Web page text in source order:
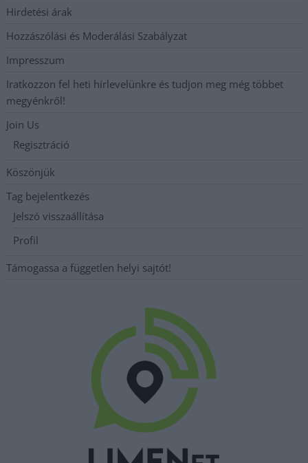
Hirdetési árak
Hozzászólási és Moderálási Szabályzat
Impresszum
Iratkozzon fel heti hírlevelünkre és tudjon meg még többet
megyénkről!
Join Us
Regisztráció
Köszönjük
Tag bejelentkezés
Jelszó visszaállítása
Profil
Támogassa a független helyi sajtót!